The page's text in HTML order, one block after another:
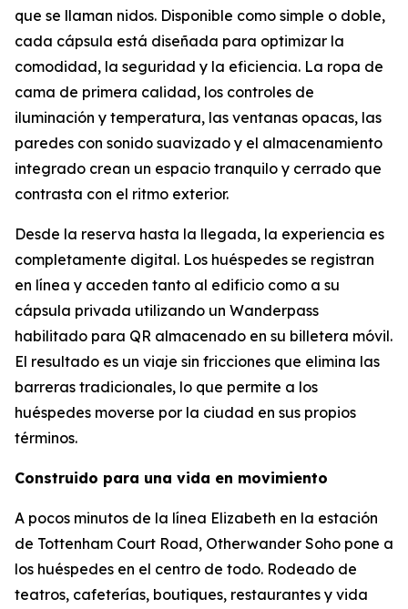
que se llaman nidos. Disponible como simple o doble,
cada cápsula está diseñada para optimizar la
comodidad, la seguridad y la eficiencia. La ropa de
cama de primera calidad, los controles de
iluminación y temperatura, las ventanas opacas, las
paredes con sonido suavizado y el almacenamiento
integrado crean un espacio tranquilo y cerrado que
contrasta con el ritmo exterior.
Desde la reserva hasta la llegada, la experiencia es
completamente digital. Los huéspedes se registran
en línea y acceden tanto al edificio como a su
cápsula privada utilizando un Wanderpass
habilitado para QR almacenado en su billetera móvil.
El resultado es un viaje sin fricciones que elimina las
barreras tradicionales, lo que permite a los
huéspedes moverse por la ciudad en sus propios
términos.
Construido para una vida en movimiento
A pocos minutos de la línea Elizabeth en la estación
de Tottenham Court Road, Otherwander Soho pone a
los huéspedes en el centro de todo. Rodeado de
teatros, cafeterías, boutiques, restaurantes y vida